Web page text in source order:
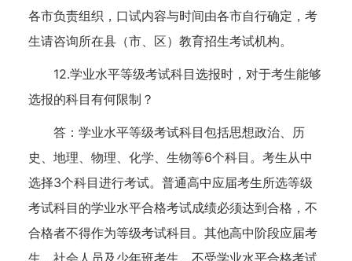
各市负责组织，口试内容与时间由各市自行确定，考
生请咨询所在县（市、区）教育招生考试机构。
12.学业水平等级考试科目选报时，对于考生能够
选报的科目有何限制？
答：学业水平等级考试科目包括思想政治、历
史、地理、物理、化学、生物等6个科目。考生从中
选择3个科目进行考试。普通高中应届考生所选等级
考试科目的学业水平合格考试成绩必须达到合格，不
合格者不得作为等级考试科目。其他高中阶段应届考